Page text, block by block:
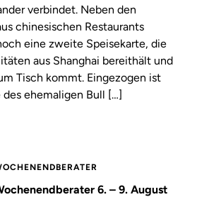
verbindet. Neben den
chinesischen Restaurants
eine zweite Speisekarte, die
aus Shanghai bereithält und
Tisch kommt. Eingezogen ist
des ehemaligen Bull […]
6. – 9. August